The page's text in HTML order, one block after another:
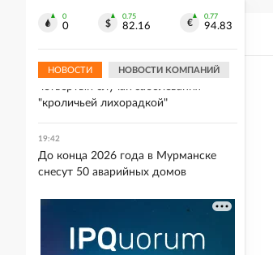
0
0
0.75
82.16
0.77
94.83
НОВОСТИ НОВОСТИ КОМПАНИЙ
виз для участия в ЧЕ
В Нью-Йорке зафиксирован
четвертый случай заболевания
"кроличьей лихорадкой"
19:42
До конца 2026 года в Мурманске
снесут 50 аварийных домов